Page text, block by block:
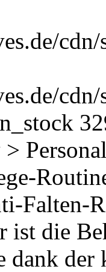
Falten-
ist die
dank